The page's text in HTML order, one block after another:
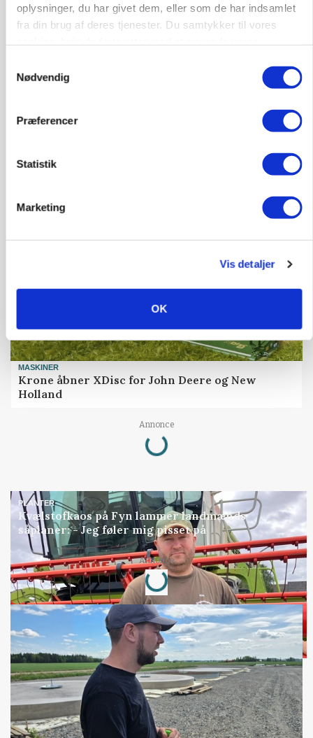
oplysninger, du har givet dem, eller som de har indsamlet
fra din brug af deres tjenester. Du samtykker til vores
Nødvendig
Præferencer
Statistik
Marketing
Vis detaljer
OK
største producenter sender nu grisene til
MASKINER
Krone åbner XDisc for John Deere og New
Holland
Annonce
Loading...
PLANTER
Kvælstofkaos på Fyn lammer landmænds
såplaner: - Jeg føler mig pisset på
Annonce
Loading...